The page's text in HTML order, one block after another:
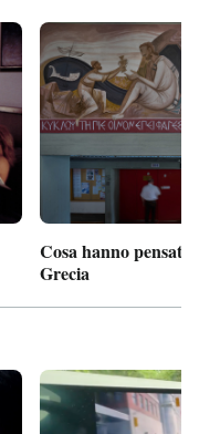
Cosa hanno pensato
Grecia